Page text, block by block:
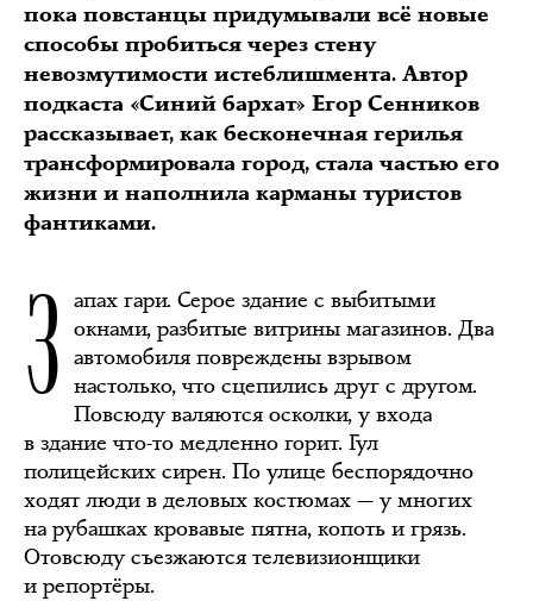
пока повстанцы придумывали всё новые
способы пробиться через стену
невозмутимости истеблишмента. Автор
подкаста «Синий бархат» Егор Сенников
рассказывает, как бесконечная герилья
трансформировала город, стала частью его
жизни и наполнила карманы туристов
фантиками.
З апах гари. Серое здание с выбитыми
окнами, разбитые витрины магазинов. Два
автомобиля повреждены взрывом
настолько, что сцепились друг с другом.
Повсюду валяются осколки, у входа
в здание что-то медленно горит. Гул
полицейских сирен. По улице беспорядочно
ходят люди в деловых костюмах — у многих
на рубашках кровавые пятна, копоть и грязь.
Отовсюду съезжаются телевизионщики
и репортёры.